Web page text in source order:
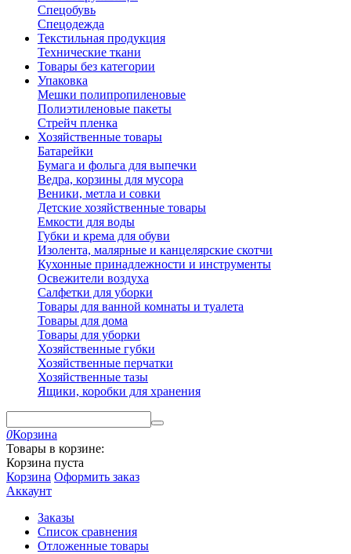
Спецобувь
Спецодежда
Текстильная продукция
Технические ткани
Товары без категории
Упаковка
Мешки полипропиленовые
Полиэтиленовые пакеты
Стрейч пленка
Хозяйственные товары
Батарейки
Бумага и фольга для выпечки
Ведра, корзины для мусора
Веники, метла и совки
Детские хозяйственные товары
Емкости для воды
Губки и крема для обуви
Изолента, малярные и канцелярские скотчи
Кухонные принадлежности и инструменты
Освежители воздуха
Салфетки для уборки
Товары для ванной комнаты и туалета
Товары для дома
Товары для уборки
Хозяйственные губки
Хозяйственные перчатки
Хозяйственные тазы
Ящики, коробки для хранения
0Корзина
Товары в корзине:
Корзина пуста
Корзина Оформить заказ
Аккаунт
Заказы
Список сравнения
Отложенные товары